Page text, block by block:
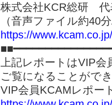
株式会社KCR総研
（音声ファイル約40
https://
上記レポートはVIP
ご覧になることがで
VIP会員KCAMレポー